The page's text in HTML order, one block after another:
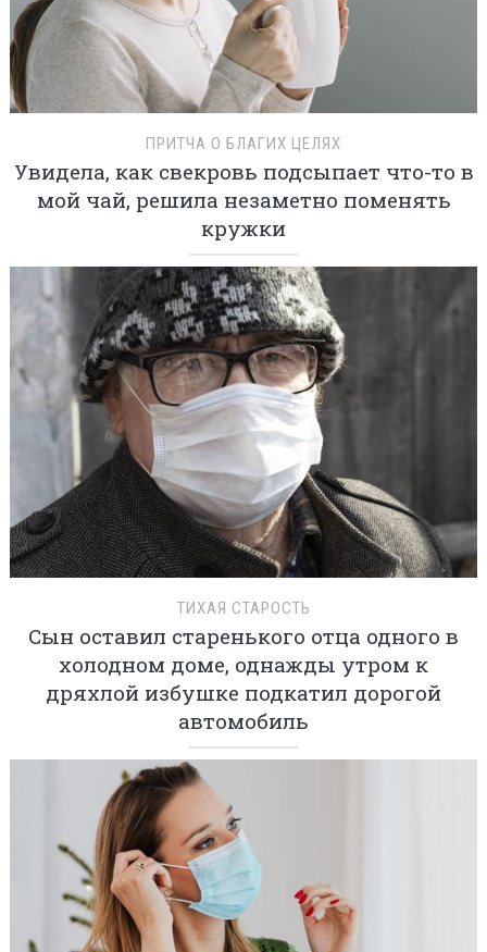
ПРИТЧА О БЛАГИХ ЦЕЛЯХ
Увидела, как свекровь подсыпает что-то в
мой чай, решила незаметно поменять
кружки
ТИХАЯ СТАРОСТЬ
Сын оставил старенького отца одного в
холодном доме, однажды утром к
дряхлой избушке подкатил дорогой
автомобиль